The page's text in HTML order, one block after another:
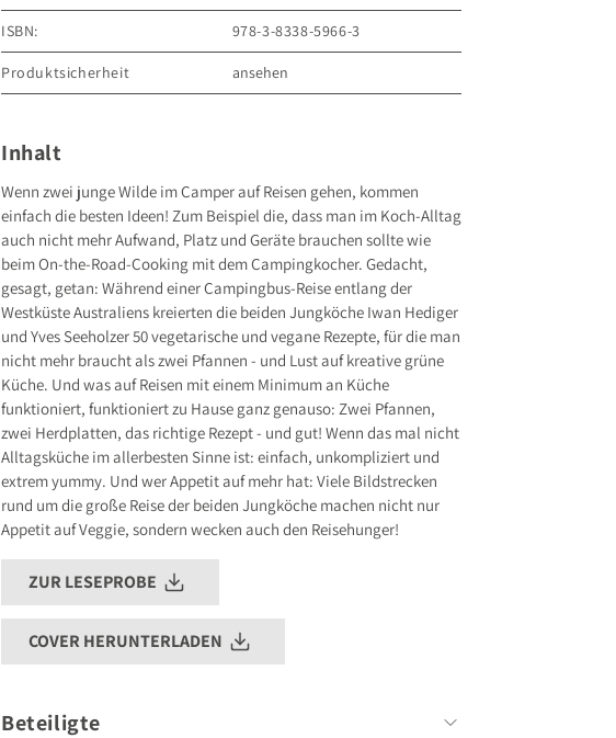
ISBN: 978-3-8338-5966-3
Produktsicherheit
ansehen
81675 München
Deutschland
Sicherheitshinweis entsprechend Art. 9 Abs. 7 S. 2 derGPSR
entbehrlich
Inhalt
Wenn zwei junge Wilde im Camper auf Reisen gehen, kommen
einfach die besten Ideen! Zum Beispiel die, dass man im Koch-Alltag
auch nicht mehr Aufwand, Platz und Geräte brauchen sollte wie
beim On-the-Road-Cooking mit dem Campingkocher. Gedacht,
gesagt, getan: Während einer Campingbus-Reise entlang der
Westküste Australiens kreierten die beiden Jungköche Iwan Hediger
und Yves Seeholzer 50 vegetarische und vegane Rezepte, für die man
nicht mehr braucht als zwei Pfannen - und Lust auf kreative grüne
Küche. Und was auf Reisen mit einem Minimum an Küche
funktioniert, funktioniert zu Hause ganz genauso: Zwei Pfannen,
zwei Herdplatten, das richtige Rezept - und gut! Wenn das mal nicht
Alltagsküche im allerbesten Sinne ist: einfach, unkompliziert und
extrem yummy. Und wer Appetit auf mehr hat: Viele Bildstrecken
rund um die große Reise der beiden Jungköche machen nicht nur
Appetit auf Veggie, sondern wecken auch den Reisehunger!
ZUR LESEPROBE
COVER HERUNTERLADEN
Beteiligte